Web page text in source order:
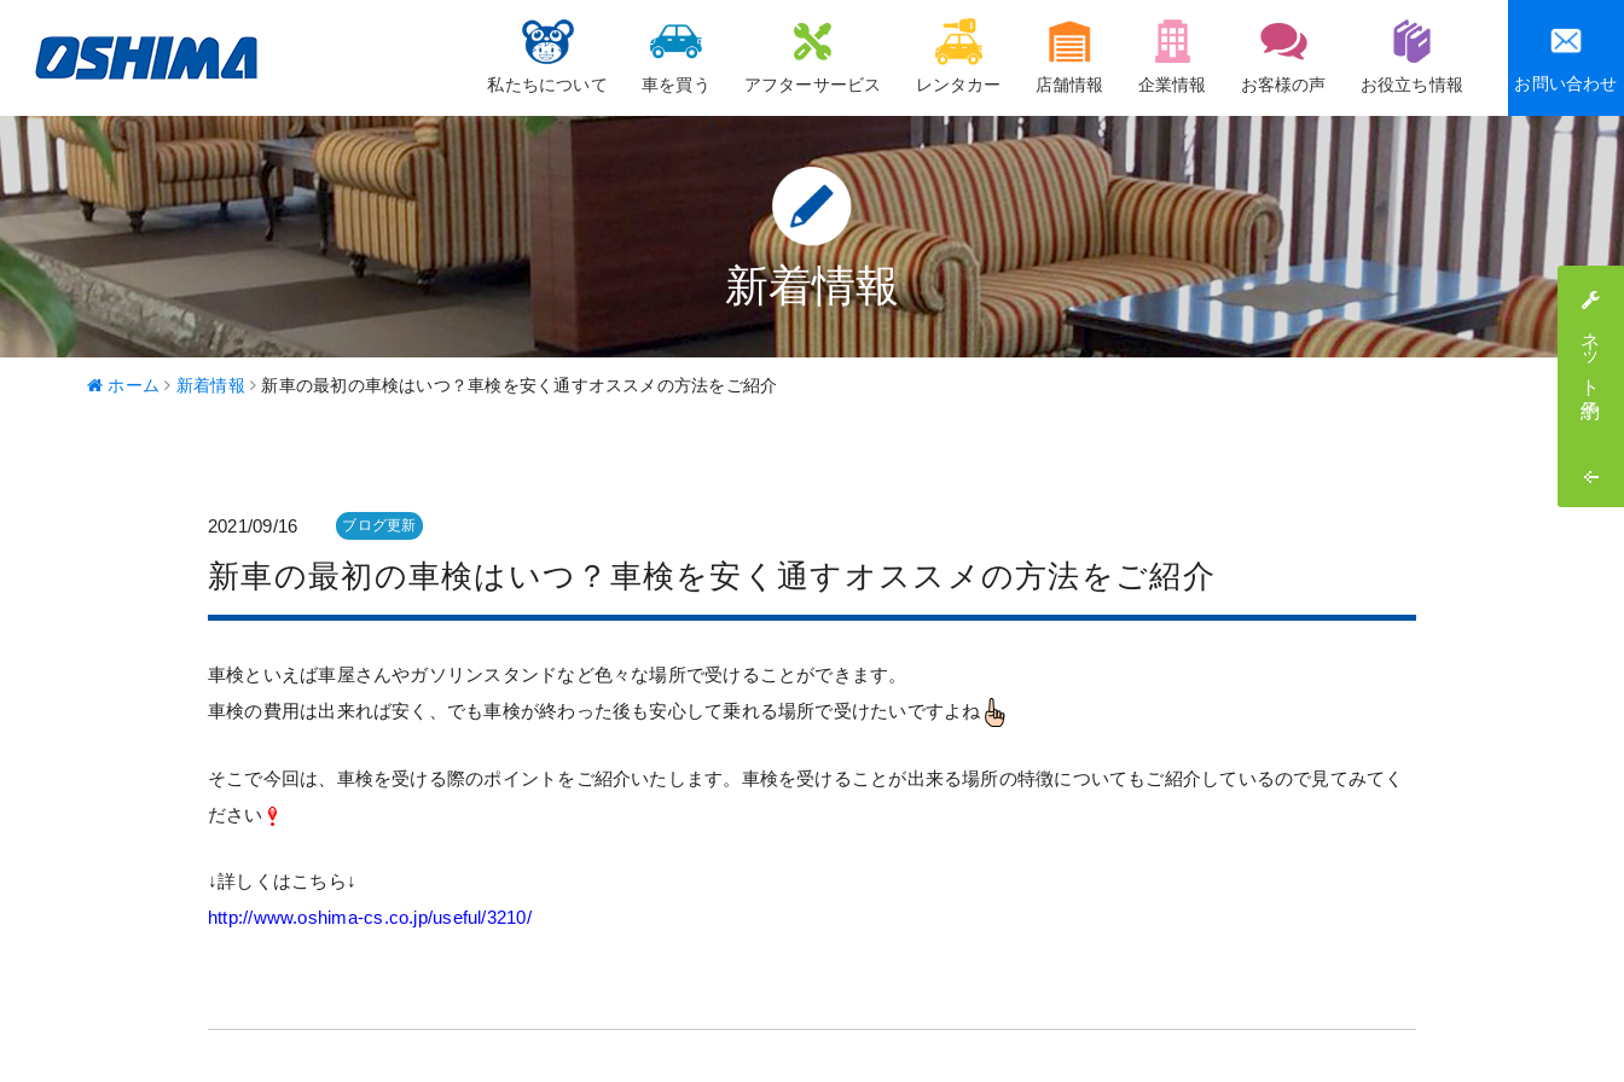
私たちについて 車を買う アフターサービス
整備・修理
鈑金
ロードサービス
レンタカー 店舗情報 企業情報
会社概要
沿革
社会貢献活動
感謝祭・社員旅行
お客様の声 お役立ち情報 お問い合わせ
新着情報
ホーム 新着情報 新車の最初の車検はいつ？車検を安く通すオススメの方法をご紹介
2021/09/16 ブログ更新
新車の最初の車検はいつ？車検を安く通すオススメの方法をご紹介
車検といえば車屋さんやガソリンスタンドなど色々な場所で受けることができます。
車検の費用は出来れば安く、でも車検が終わった後も安心して乗れる場所で受けたいですよね
そこで今回は、車検を受ける際のポイントをご紹介いたします。車検を受けることが出来る場所の特徴についてもご紹介しているので見てみてく
ださい
↓詳しくはこちら↓
http://www.oshima-cs.co.jp/useful/3210/
ネット予約